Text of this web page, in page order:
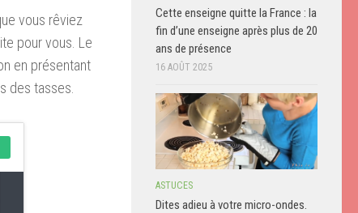
vous rêviez
pour vous. Le
en présentant
des tasses.
Cette enseigne quitte la France : la
fin d’une enseigne après plus de 20
ans de présence
16 AOÛT 2025
ASTUCES
Dites adieu à votre micro-ondes.